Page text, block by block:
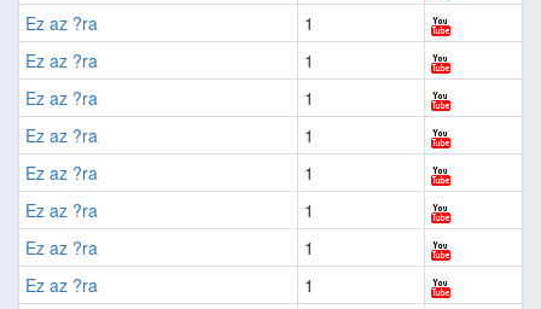
Ez az ?ra
1
Ez az ?ra
1
Ez az ?ra
1
Ez az ?ra
1
Ez az ?ra
1
Ez az ?ra
1
Ez az ?ra
1
Ez az ?ra
1